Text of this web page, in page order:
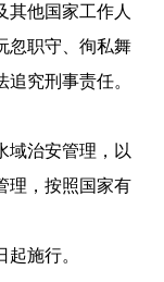
他国家工作人
忽职守、徇私舞
究刑事责任。
治安管理，以
理，按照国家有
施行。